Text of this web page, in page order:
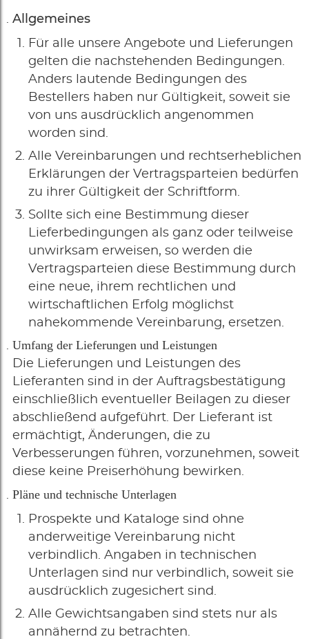
Allgemeines
Für alle unsere Angebote und Lieferungen
gelten die nachstehenden Bedingungen.
Anders lautende Bedingungen des
Bestellers haben nur Gültigkeit, soweit sie
von uns ausdrücklich angenommen
worden sind.
Alle Vereinbarungen und rechtserheblichen
Erklärungen der Vertragsparteien bedürfen
zu ihrer Gültigkeit der Schriftform.
Sollte sich eine Bestimmung dieser
Lieferbedingungen als ganz oder teilweise
unwirksam erweisen, so werden die
Vertragsparteien diese Bestimmung durch
eine neue, ihrem rechtlichen und
wirtschaftlichen Erfolg möglichst
nahekommende Vereinbarung, ersetzen.
Umfang der Lieferungen und Leistungen
Die Lieferungen und Leistungen des
Lieferanten sind in der Auftragsbestätigung
einschließlich eventueller Beilagen zu dieser
abschließend aufgeführt. Der Lieferant ist
ermächtigt, Änderungen, die zu
Verbesserungen führen, vorzunehmen, soweit
diese keine Preiserhöhung bewirken.
Pläne und technische Unterlagen
Prospekte und Kataloge sind ohne
anderweitige Vereinbarung nicht
verbindlich. Angaben in technischen
Unterlagen sind nur verbindlich, soweit sie
ausdrücklich zugesichert sind.
Alle Gewichtsangaben sind stets nur als
annähernd zu betrachten.